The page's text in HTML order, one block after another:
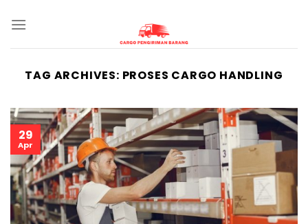
TAG ARCHIVES: PROSES CARGO HANDLING
29
Apr